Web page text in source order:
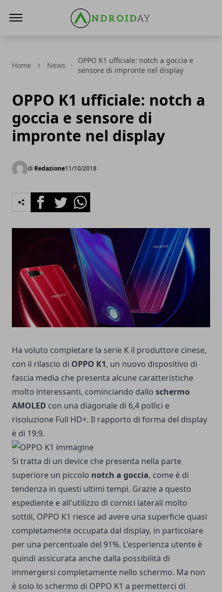
Home News
OPPO K1 ufficiale: notch a goccia e
sensore di impronte nel display
OPPO K1 ufficiale: notch a
goccia e sensore di
impronte nel display
di Redazione11/10/2018
FacebookTwitterWhatsapp
Ha voluto completare la serie K il produttore cinese,
con il rilascio di OPPO K1, un nuovo dispositivo di
fascia media che presenta alcune caratteristiche
molto interessanti, cominciando dallo schermo
AMOLED con una diagonale di 6,4 pollici e
risoluzione Full HD+. Il rapporto di forma del display
è di 19:9.
Si tratta di un device che presenta nella parte
superiore un piccolo notch a goccia, come è di
tendenza in questi ultimi tempi. Grazie a questo
espediente e all'utilizzo di cornici laterali molto
sottili, OPPO K1 riesce ad avere una superficie quasi
completamente occupata dal display, in particolare
per una percentuale del 91%. L'esperienza utente è
quindi assicurata anche dalla possibilità di
immergersi completamente nello schermo. Ma non
è solo lo schermo di OPPO K1 a permetterci di